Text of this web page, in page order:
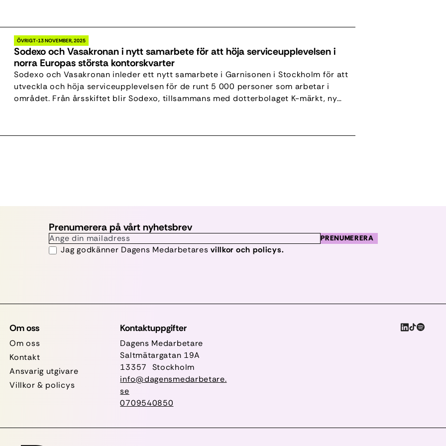
ÖVRIGT 13 NOVEMBER, 2025
Sodexo och Vasakronan i nytt samarbete för att höja serviceupplevelsen i
norra Europas största kontorskvarter
Sodexo och Vasakronan inleder ett nytt samarbete i Garnisonen i Stockholm för att
utveckla och höja serviceupplevelsen för de runt 5 000 personer som arbetar i
området. Från årsskiftet blir Sodexo, tillsammans med dotterbolaget K-märkt, ny
Prenumerera på vårt nyhetsbrev
PRENUMERERA
Jag godkänner Dagens Medarbetaresvillkor och policys.
Om oss
Om oss
Kontakt
Ansvarig utgivare
Villkor & policys
Kontaktuppgifter
Dagens Medarbetare
Saltmätargatan 19A
13357 Stockholm
info@dagensmedarbetare.
se
0709540850